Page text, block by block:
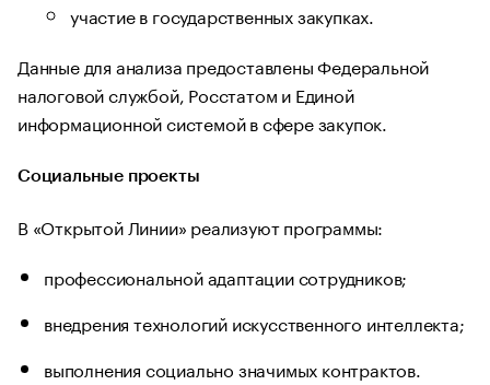
участие в государственных закупках.
Данные для анализа предоставлены Федеральной
налоговой службой, Росстатом и Единой
информационной системой в сфере закупок.
Социальные проекты
В «Открытой Линии» реализуют программы:
профессиональной адаптации сотрудников;
внедрения технологий искусственного интеллекта;
выполнения социально значимых контрактов.